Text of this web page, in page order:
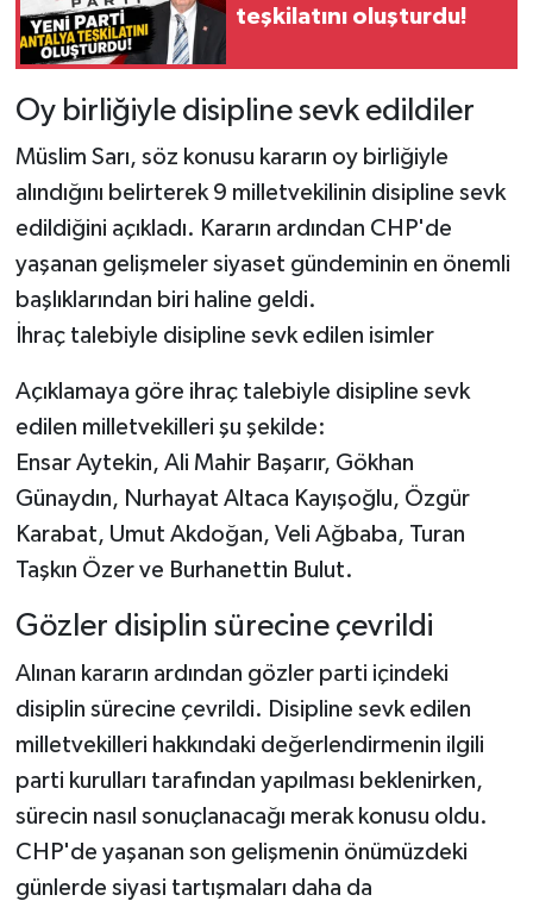
teşkilatını oluşturdu!
Oy birliğiyle disipline sevk edildiler
Müslim Sarı, söz konusu kararın oy birliğiyle
alındığını belirterek 9 milletvekilinin disipline sevk
edildiğini açıkladı. Kararın ardından CHP'de
yaşanan gelişmeler siyaset gündeminin en önemli
başlıklarından biri haline geldi.
İhraç talebiyle disipline sevk edilen isimler
Açıklamaya göre ihraç talebiyle disipline sevk
edilen milletvekilleri şu şekilde:
Ensar Aytekin, Ali Mahir Başarır, Gökhan
Günaydın, Nurhayat Altaca Kayışoğlu, Özgür
Karabat, Umut Akdoğan, Veli Ağbaba, Turan
Taşkın Özer ve Burhanettin Bulut.
Gözler disiplin sürecine çevrildi
Alınan kararın ardından gözler parti içindeki
disiplin sürecine çevrildi. Disipline sevk edilen
milletvekilleri hakkındaki değerlendirmenin ilgili
parti kurulları tarafından yapılması beklenirken,
sürecin nasıl sonuçlanacağı merak konusu oldu.
CHP'de yaşanan son gelişmenin önümüzdeki
günlerde siyasi tartışmaları daha da